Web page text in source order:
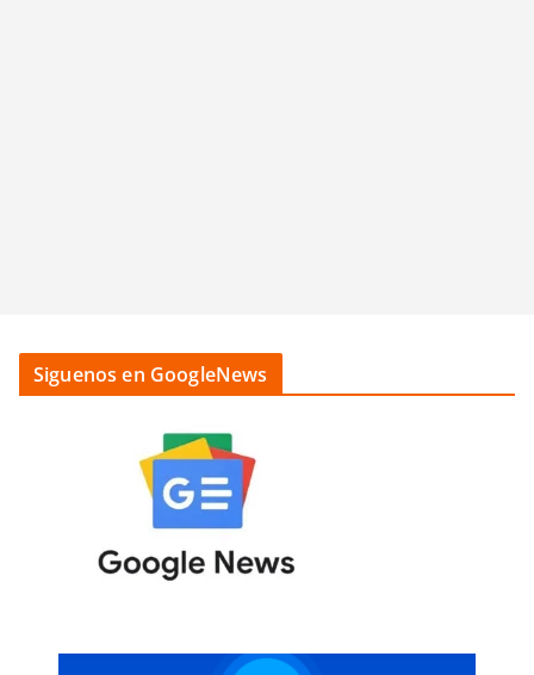
Siguenos en GoogleNews